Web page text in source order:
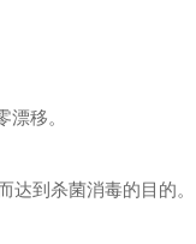
移。
到杀菌消毒的目的。